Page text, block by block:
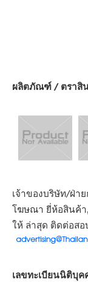
ผลิตภัณฑ์ / ตราสิ
เจ้าของบริษัท/ฝ่า
โฆษณา ยี่ห้อสินค้
ให้ ล่าสุด ติดต่อสอ
เลขทะเบียนนิติบุค